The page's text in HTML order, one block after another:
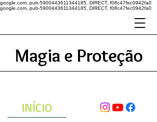
google.com, pub-5900443611344185, DIRECT, f08c47fec0942fa0
google.com, pub-5900443611344185, DIRECT, f08c47fec0942fa0
Magia e Proteção
INÍCIO